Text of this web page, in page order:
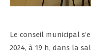
Le conseil municipal
2024, à 19 h, dans la